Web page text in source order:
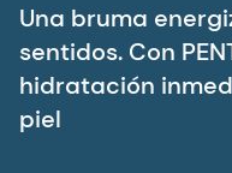
Una bruma
sentidos. Con
hidratación
piel